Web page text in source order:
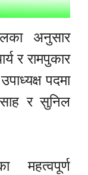
अनुसार
र रामपुकार
पदमा
र सुनिल
महत्वपूर्ण